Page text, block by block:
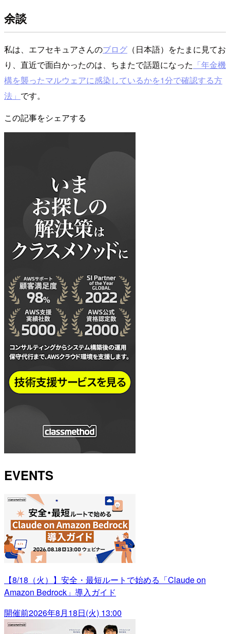
余談
私は、エフセキュアさんのブログ （日本語）をたまに見てお
り、直近で面白かったのは、ちまたで話題になった 「年金機
構を襲ったマルウェアに感染しているかを1分で確認する方
法」 です。
この記事をシェアする
EVENTS
【8/18（火）】安全・最短ルートで始める「Claude on
Amazon Bedrock」導入ガイド
開催前2026年8月18日(火) 13:00